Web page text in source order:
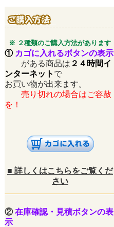
※ ２種類のご購入方法があります
① カゴに入れるボタンの表示
がある商品は ２４時間イ
ンターネット で
お買い物が出来ます。
売り切れの場合はご容赦
を！
■ 詳しくはこちらをご覧くだ
さい
②在庫確認・見積ボタンの表
示